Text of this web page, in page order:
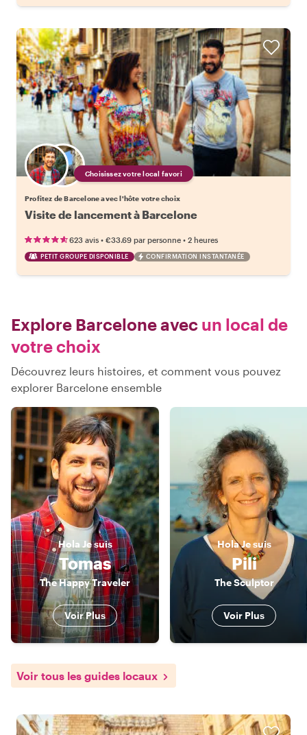
Choisissez votre local favori
Profitez de Barcelone avec l'hôte votre choix
Visite de lancement à Barcelone
623 avis • €33.69 par personne • 2 heures
PETIT GROUPE DISPONIBLE CONFIRMATION INSTANTANÉE
Explore Barcelone avec un local de
votre choix
Découvrez leurs histoires, et comment vous pouvez
explorer Barcelone ensemble
Hola Je suis
Tomas
The Happy Traveler
Voir Plus
HolaJe suis
Pili
The Sculptor
Voir Plus
Voir tous les guides locaux